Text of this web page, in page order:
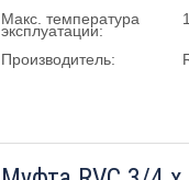
Макс. температура
эксплуатации:
Производитель: